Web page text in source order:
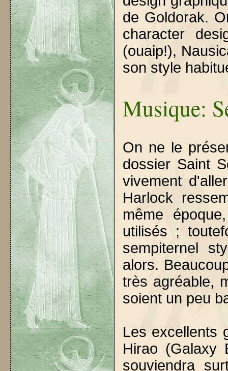
de Goldorak.
character
(ouaip!),
son style
Musique:
On ne le
dossier Saint
vivement
Harlock
même
utilisés ;
sempiternel
alors.
très agréable,
soient un peu
Les excellents
Hirao (Galaxy
souviendra